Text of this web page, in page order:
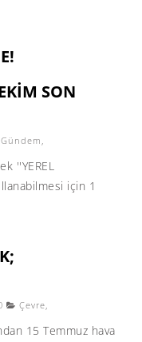
SON
Gündem ,
''YEREL
için 1
Çevre,
15 Temmuz hava